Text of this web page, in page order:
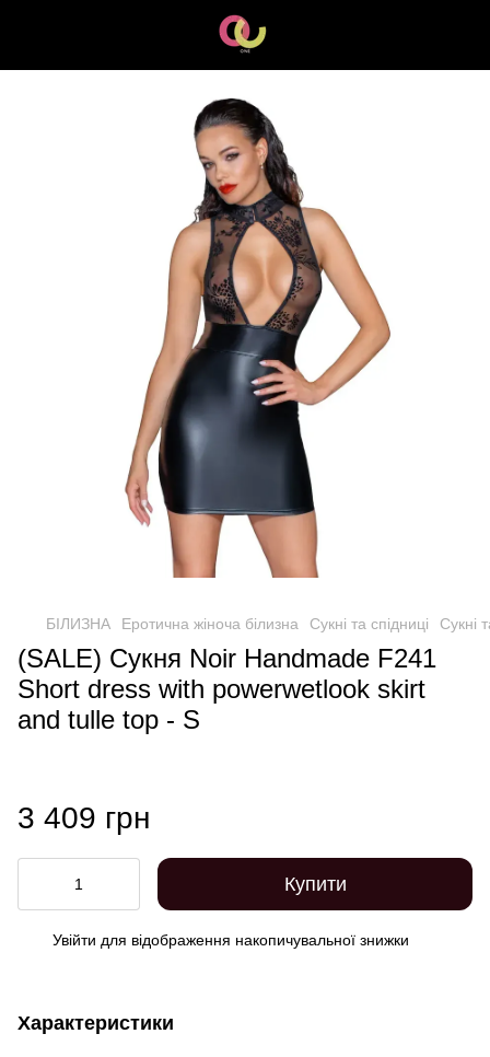
БІЛИЗНА Еротична жіноча білизна Сукні та спідниці Сукні
(SALE) Сукня Noir Handmade F241
Short dress with powerwetlook skirt
and tulle top - S
3 409 грн
Купити
Увійти для відображення накопичувальної знижки
Характеристики